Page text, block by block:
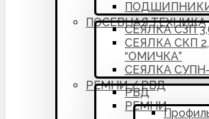
ПОСЕВНАЯ ТЕХНИКА
СЕЯЛКА СЗП
СЕЯЛКА СКП
“ОМИЧКА”
СЕЯЛКА
РЕМНИ / РВД
РВД
РЕМНИ